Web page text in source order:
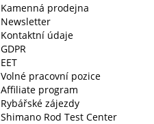
Kamenná prodejna
Newsletter
Kontaktní údaje
GDPR
EET
Volné pracovní pozice
Affiliate program
Rybářské zájezdy
Shimano Rod Test Center